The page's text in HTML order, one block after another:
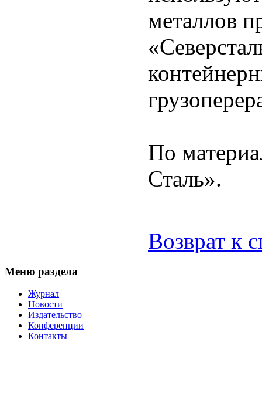
металлов
По
Сталь».
Возврат к
Меню раздела
Журнал
Новости
Издательство
Конференции
Контакты